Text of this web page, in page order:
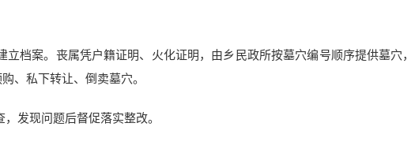
档案。丧属凭户籍证明、火化证明，由乡民政所按墓穴编号顺序提供墓穴，
、私下转让、倒卖墓穴。
发现问题后督促落实整改。